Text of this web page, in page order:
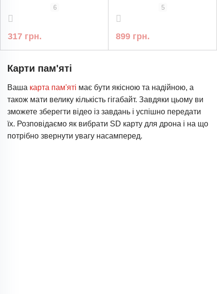
6
317 грн.
5
899 грн.
Карти пам'яті
Ваша карта пам'яті має бути якісною та надійною, а
також мати велику кількість гігабайт. Завдяки цьому ви
зможете зберегти відео із завдань і успішно передати
їх. Розповідаємо як вибрати SD карту для дрона і на що
потрібно звернути увагу насамперед.